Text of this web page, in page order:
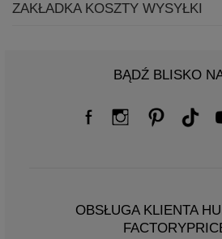
ZAKŁADKA KOSZTY WYSYŁKI
BĄDŹ BLISKO
OBSŁUGA KLIENTA